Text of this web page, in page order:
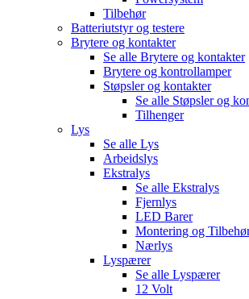
Tilbehør
Batteriutstyr og testere
Brytere og kontakter
Se alle Brytere og kontakter
Brytere og kontrollamper
Støpsler og kontakter
Se alle Støpsler og
Tilhenger
Lys
Se alle Lys
Arbeidslys
Ekstralys
Se alle Ekstralys
Fjernlys
LED Barer
Montering og
Nærlys
Lyspærer
Se alle Lyspærer
12 Volt